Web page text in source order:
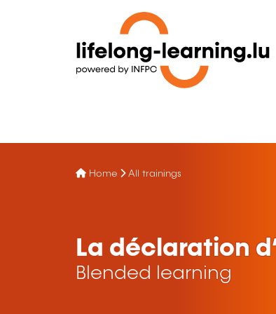
Home All trainings
La déclaration
Blended learning